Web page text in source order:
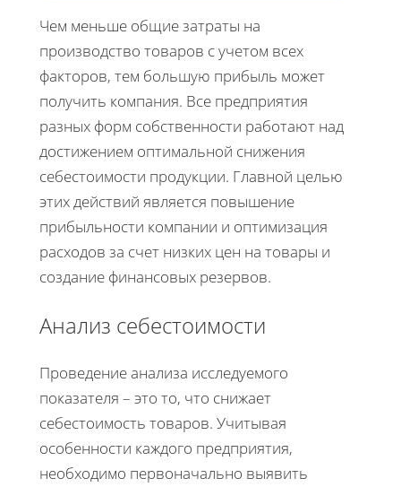
Чем меньше общие затраты на
производство товаров с учетом всех
факторов, тем большую прибыль может
получить компания. Все предприятия
разных форм собственности работают над
достижением оптимальной снижения
себестоимости продукции. Главной целью
этих действий является повышение
прибыльности компании и оптимизация
расходов за счет низких цен на товары и
создание финансовых резервов.
Анализ себестоимости
Проведение анализа исследуемого
показателя – это то, что снижает
себестоимость товаров. Учитывая
особенности каждого предприятия,
необходимо первоначально выявить